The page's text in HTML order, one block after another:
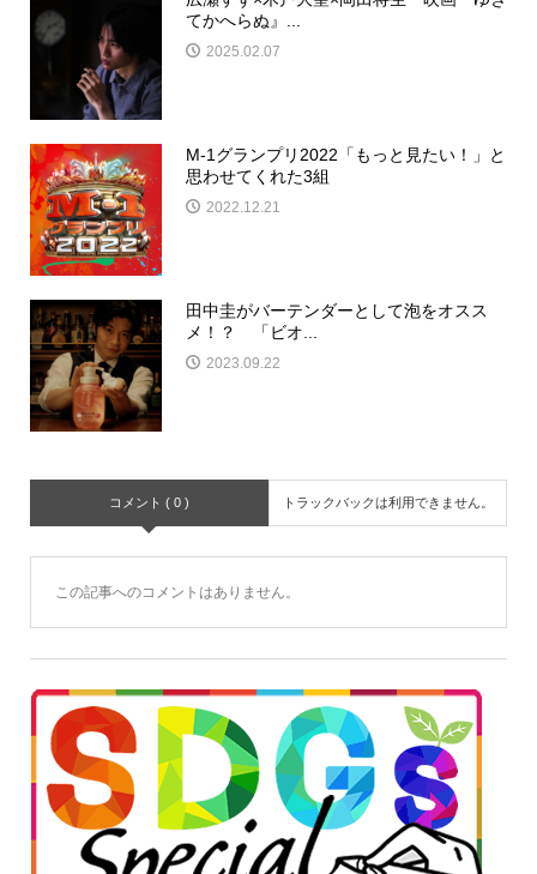
てかへらぬ』...
2025.02.07
M-1グランプリ2022「もっと見たい！」と
思わせてくれた3組
2022.12.21
田中圭がバーテンダーとして泡をオスス
メ！？ 「ビオ...
2023.09.22
コメント ( 0 ) トラックバックは利用できません。
この記事へのコメントはありません。